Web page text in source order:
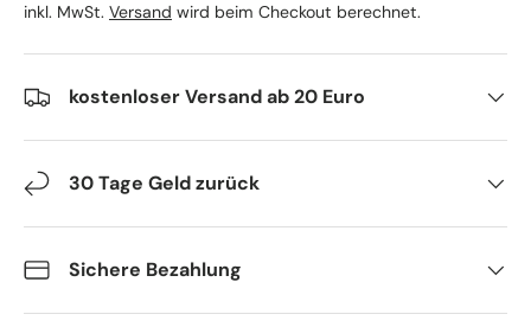
inkl. MwSt. Versand wird beim Checkout berechnet.
kostenloser Versand ab 20 Euro
30 Tage Geld zurück
Sichere Bezahlung